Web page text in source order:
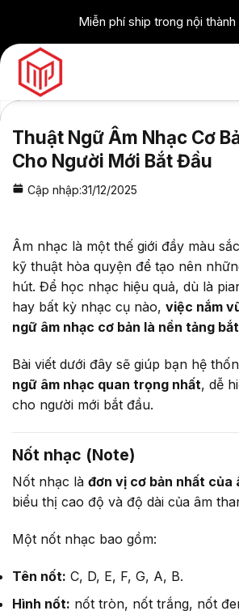
content
Miễn phí ship trong nội
Thuật Ngữ Âm Nhạc Cơ
Cho Người Mới Bắt Đầu
Cập nhập:31/12/2025
Âm nhạc là một thế giới đầy màu
kỹ thuật hòa quyện để tạo nên
hút. Để học nhạc hiệu quả, dù là
hay bất kỳ nhạc cụ nào, việc nắm
ngữ âm nhạc cơ bản là nền tảng
Bài viết dưới đây sẽ giúp bạn hệ
ngữ âm nhạc quan trọng nhất, dễ
cho người mới bắt đầu.
Nốt nhạc (Note)
Nốt nhạc là đơn vị cơ bản nhất của
biểu thị cao độ và độ dài của âm
Một nốt nhạc bao gồm:
Tên nốt: C, D, E, F, G, A, B.
Hình nốt: nốt tròn, nốt trắng, nốt